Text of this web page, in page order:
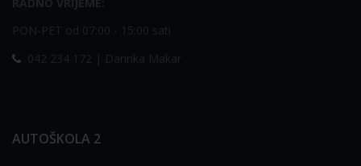
PON-PET od 07:00 - 15:00 sati
042 234 172 | Darinka Makar
AUTOŠKOLA 2